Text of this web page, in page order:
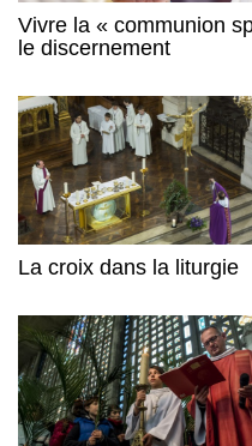
Vivre la « communion
le discernement
La croix dans la liturgie